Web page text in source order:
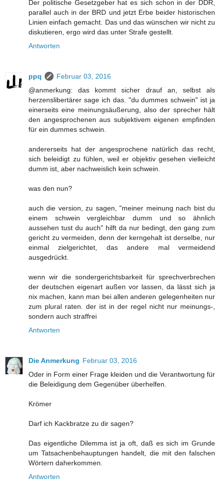
Der politische Gesetzgeber hat es sich schon in der DDR,
parallel auch in der BRD und jetzt Erbe beider historischen
Linien einfach gemacht. Das und das wünschen wir nicht zu
diskutieren, ergo wird das unter Strafe gestellt.
Antworten
ppq
Februar 03, 2016
@anmerkung: das kommt sicher drauf an, selbst als
herzenslibertärer sage ich das. "du dummes schwein" ist ja
einerseits eine meinungsäußerung, also der sprecher hält
den angesprochenen aus subjektivem eigenen empfinden
für ein dummes schwein.
andererseits hat der angesprochene natürlich das recht,
sich beleidigt zu fühlen, weil er objektiv gesehen vielleicht
dumm ist, aber nachweislich kein schwein.
was den nun?
auch die version, zu sagen, "meiner meinung nach bist du
einem schwein vergleichbar dumm und so ähnlich
aussehen tust du auch" hilft da nur bedingt, den gang zum
gericht zu vermeiden, denn der kerngehalt ist derselbe, nur
einmal zielgerichtet, das andere mal vermeidend
ausgedrückt.
wenn wir die sondergerichtsbarkeit für sprechverbrechen
der deutschen eigenart außen vor lassen, da lässt sich ja
nix machen, kann man bei allen anderen gelegenheiten nur
zum plural raten. der ist in der regel nicht nur meinungs-,
sondern auch straffrei
Antworten
Die Anmerkung Februar 03, 2016
Oder in Form einer Frage kleiden und die Verantwortung für
die Beleidigung dem Gegenüber überhelfen.
Krömer
Darf ich Kackbratze zu dir sagen?
Das eigentliche Dilemma ist ja oft, daß es sich im Grunde
um Tatsachenbehauptungen handelt, die mit den falschen
Wörtern daherkommen.
Antworten